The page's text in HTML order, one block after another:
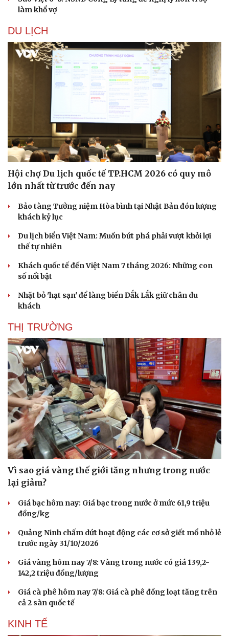
Du lịch
Tư vấn
Săn Tour
check-in
Podcast
Câu chuyện thời sự
Đọc truyện đêm khuya
Cửa sổ tình yêu
Kể chuyện cho bé
Hạt giống tâm hồn
làm khổ vợ
DU LỊCH
Hội chợ Du lịch quốc tế TP.HCM 2026 có quy mô
lớn nhất từ trước đến nay
Bảo tàng Tưởng niệm Hòa bình tại Nhật Bản đón lượng
khách kỷ lục
Du lịch biển Việt Nam: Muốn bứt phá phải vượt khỏi lợi
thế tự nhiên
Khách quốc tế đến Việt Nam 7 tháng 2026: Những con
số nổi bật
Nhặt bỏ 'hạt sạn' để làng biển Đắk Lắk giữ chân du
khách
THỊ TRƯỜNG
Vì sao giá vàng thế giới tăng nhưng trong nước
lại giảm?
Giá bạc hôm nay: Giá bạc trong nước ở mức 61,9 triệu
đồng/kg
Quảng Ninh chấm dứt hoạt động các cơ sở giết mổ nhỏ lẻ
trước ngày 31/10/2026
Giá vàng hôm nay 7/8: Vàng trong nước có giá 139,2-
142,2 triệu đồng/lượng
Giá cà phê hôm nay 7/8: Giá cà phê đồng loạt tăng trên
cả 2 sàn quốc tế
KINH TẾ